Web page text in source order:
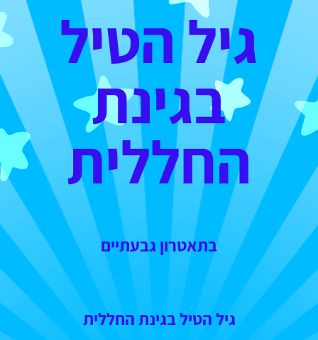
גיל הטיל
בגינת
החללית
בתאטרון גבעתיים
גיל הטיל בגינת החללית